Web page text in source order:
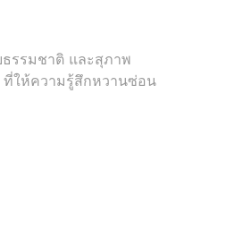
รรมชาติ และสุภาพ
ที่ให้ความรู้สึกหวานซ่อน